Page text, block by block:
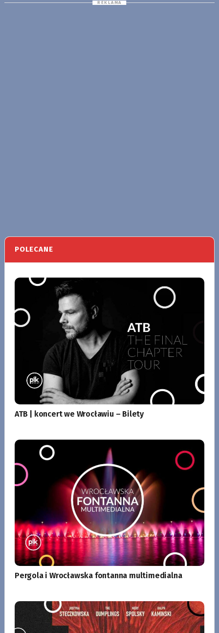
POLECANE
ATB | koncert we Wrocławiu – Bilety
Pergola i Wrocławska fontanna multimedialna